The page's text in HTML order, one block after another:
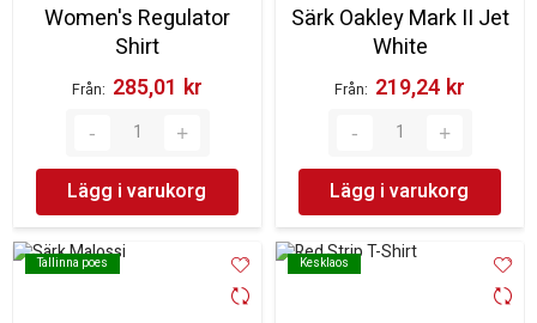
Women's Regulator
Shirt
Från 285,01 kr‎
Lägg i varukorg
Särk Oakley Mark II Jet
White
Från 219,24 kr‎
Lägg i varukorg
Tallinna poes
Tallinna poes Kesklaos
Kesklaos